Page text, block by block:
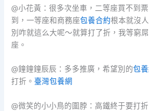
@小花黃：很多次坐車，二等座買不到
到，一等座和商務座包養合約根本就沒
別咋就這么大呢～就算打了折，我等窮
座。
@鐘鐘鐘辰辰：多多推廣，希望別的包
打折。 臺灣包養網
@微笑的小小鳥的圍脖：高鐵終于要打